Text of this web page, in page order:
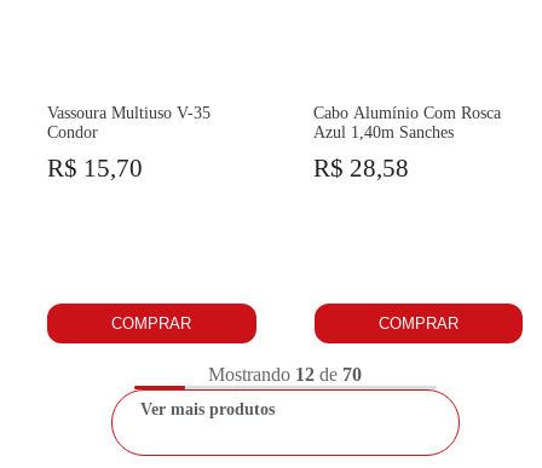
Vassoura Multiuso V-35
Condor
R$ 15,70
COMPRAR
Cabo Alumínio Com Rosca
Azul 1,40m Sanches
R$ 28,58
COMPRAR
Mostrando 12 de 70
Ver mais produtos